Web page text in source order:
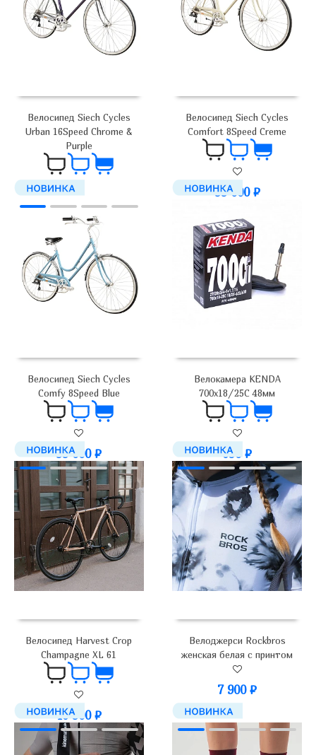
Велосипед Siech Cycles
Urban 16Speed Chrome &
Purple
99 000₽
Велосипед Siech Cycles
Comfort 8Speed Creme
99 000 ₽
Велосипед Siech Cycles
Comfy 8Speed Blue
99 000₽
Велокамера KENDA
700х18/25C 48мм
650₽
Велосипед Harvest Crop
Champagne XL 61
46 900₽
Велоджерси Rockbros
женская белая с принтом
7 900₽